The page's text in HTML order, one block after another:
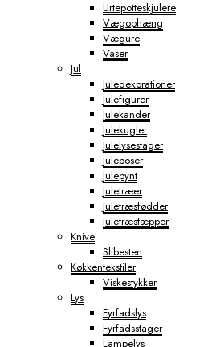
Urtepotteskjulere
Vægophæng
Vægure
Vaser
Jul
Juledekorationer
Julefigurer
Julekander
Julekugler
Julelysestager
Juleposer
Julepynt
Juletræer
Juletræsfødder
Juletræstæpper
Knive
Slibesten
Køkkentekstiler
Viskestykker
Lys
Fyrfadslys
Fyrfadsstager
Lampelys